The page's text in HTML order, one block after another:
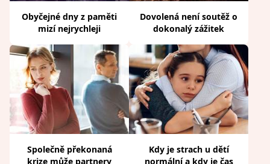
Obyčejné dny z paměti
mizí nejrychleji
Dovolená není soutěž o
dokonalý zážitek
Společně překonaná
krize může partnery
Kdy je strach u dětí
normální a kdy je čas